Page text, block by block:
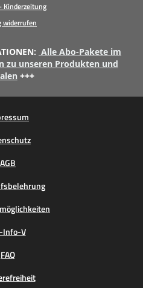
Kinderzeitung
widerrufen
Alle Abo-Pakete im
zu unseren Produkten und
+++
AGB
Info-V
FAQ